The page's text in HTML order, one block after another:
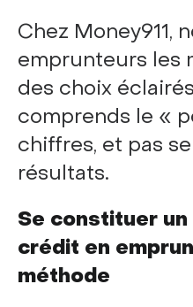
Chez Money911,
emprunteurs les
des choix
comprends le «
chiffres, et pas
résultats.
Se constituer
crédit en
méthode